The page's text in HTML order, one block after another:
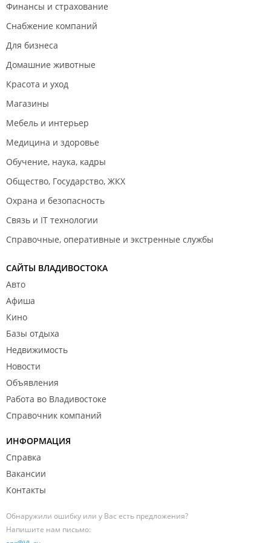
Финансы и страхование
Снабжение компаний
Для бизнеса
Домашние животные
Красота и уход
Магазины
Мебель и интерьер
Медицина и здоровье
Обучение, наука, кадры
Общество, Государство, ЖКХ
Охрана и безопасность
Связь и IT технологии
Справочные, оперативные и экстренные службы
САЙТЫ ВЛАДИВОСТОКА
Авто
Афиша
Кино
Базы отдыха
Недвижимость
Новости
Объявления
Работа во Владивостоке
Справочник компаний
ИНФОРМАЦИЯ
Справка
Вакансии
Контакты
Обнаружили ошибку или у Вас есть предложения?
Напишите нам письмо: